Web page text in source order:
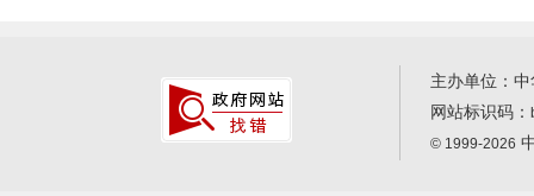
主办单位：
网站标识码：
© 1999-2026